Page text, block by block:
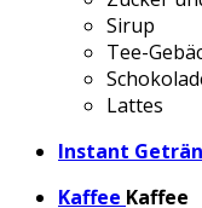
Sirup
Tee-
Lattes
Instant
Kaffee Kaffee